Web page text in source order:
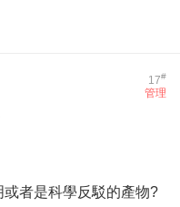
17#
管理
者是科學反駁的產物?